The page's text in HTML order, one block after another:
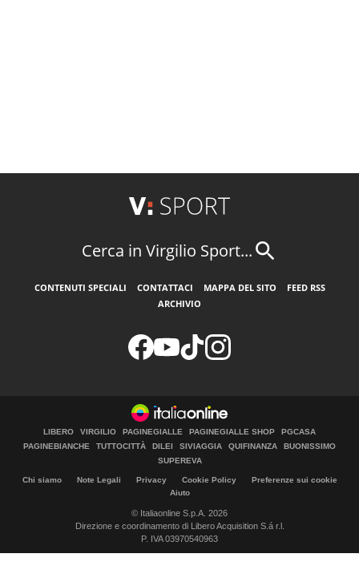
Cerca in Virgilio Sport...
CONTENUTI SPECIALI CONTATTACI MAPPA DEL SITO
FEED RSS
ARCHIVIO
LIBERO VIRGILIO PAGINEGIALLE PAGINEGIALLE SHOP
PGCASA
PAGINEBIANCHE
TUTTOCITTÀ DILEI SIVIAGGIA QUIFINANZA
BUONISSIMO
SUPEREVA
Chi siamo Note Legali Privacy Cookie Policy
Preferenze sui cookie
Aiuto
© Italiaonline S.p.A. 2026
Direzione e coordinamento di Libero Acquisition S.á r.l.
P. IVA 03970540963